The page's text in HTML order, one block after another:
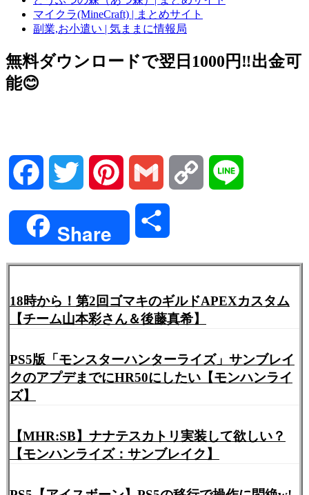
マイクラ(MineCraft) | まとめサイト
副業,お小遣い | 気ままに情報局
無料ダウンロードで翌日1000円‼️出金可
能😊
Facebook Twitter Pinterest Gmail Copy
Share
18時から！第2回ゴマキのギルドAPEXカスタム
【チーム山本彩さん＆後藤真希】
PS5版「モンスターハンターライズ」サンブレイ
クのアプデまでにHR50にしたい【モンハンライ
ズ】
【MHR:SB】ナナテスカトリ実装して欲しい？
【モンハンライズ：サンブレイク】